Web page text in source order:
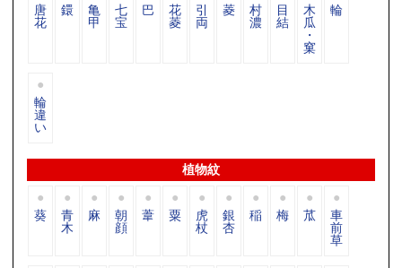
唐
花
鐶 亀
甲
七
宝
巴 花
菱
引
両
菱 村
濃
目
結
木
瓜
・
窠
輪
輪
違
い
植物紋
葵 青
木
麻 朝
顔
葦 粟 虎
杖
銀
杏
稲 梅 苽 車
前
草